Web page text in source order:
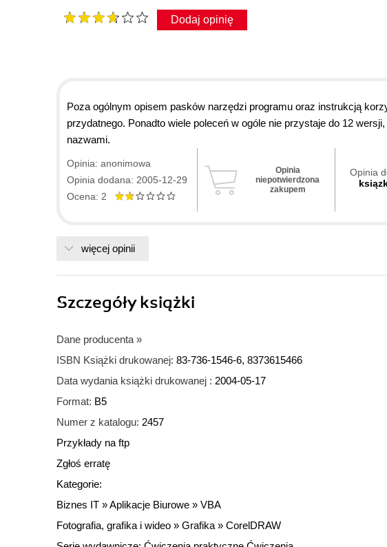
Dodaj opinię
Poza ogólnym opisem pasków narzędzi programu oraz instrukcją
przydatnego. Ponadto wiele poleceń w ogóle nie przystaje do 12
nazwami.
Opinia: anonimowa
Opinia dodana: 2005-12-29
Ocena: 2
Opinia
niepotwierdzona
zakupem
Opinia
więcej opinii
Szczegółyksiążki
Dane producenta »
ISBN Książki drukowanej: 83-736-1546-6, 8373615466
Data wydania książki drukowanej : 2004-05-17
Format: B5
Numer z katalogu: 2457
Przykłady na ftp
Zgłoś erratę
Kategorie:
Biznes IT »Aplikacje Biurowe » VBA
Fotografia, grafika i wideo » Grafika » CorelDRAW